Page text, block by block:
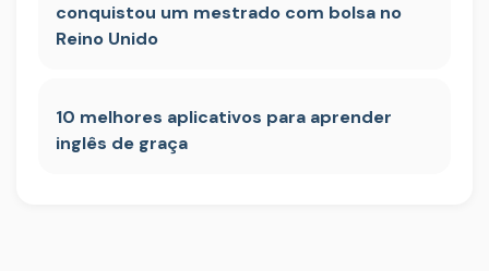
conquistou um mestrado com bolsa no
Reino Unido
10 melhores aplicativos para aprender
inglês de graça